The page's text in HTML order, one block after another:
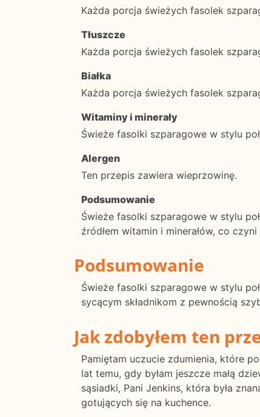
Każda porcja świeżych fasolek
Tłuszcze
Każda porcja świeżych fasolek
Białka
Każda porcja świeżych fasolek
Witaminy i minerały
Świeże fasolki szparagowe w stylu
Alergen
Ten przepis zawiera wieprzowinę.
Podsumowanie
Świeże fasolki szparagowe w stylu
źródłem witamin i minerałów, co
Podsumowanie
Świeże fasolki szparagowe w stylu
sycącym składnikom z pewnością
Jak zdobyłem ten
Pamiętam uczucie zdumienia, które
lat temu, gdy byłam jeszcze małą
sąsiadki, Pani Jenkins, która była
gotujących się na kuchence.